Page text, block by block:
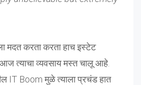
मदत करता करता हाच इस्टेट
त्याचा व्यवसाय मस्त चालू आहे.
IT Boom मुळे त्याला प्रचंड हात